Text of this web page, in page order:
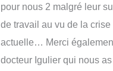
pour nous 2 malgré leur
de travail au vu de la crise
actuelle… Merci
docteur Igulier qui nous